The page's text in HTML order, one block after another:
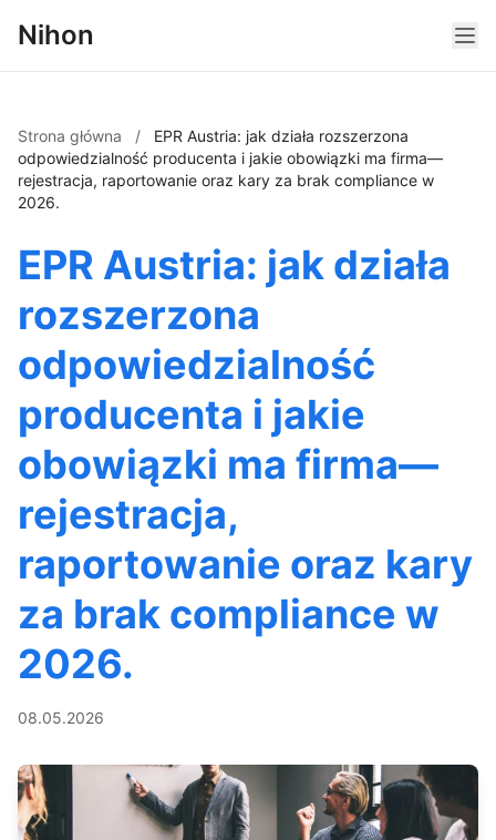
Nihon
Strona główna /
EPR Austria: jak działa rozszerzona
odpowiedzialność producenta i jakie obowiązki ma firma—
rejestracja, raportowanie oraz kary za brak compliance w
2026.
EPR Austria: jak działa
rozszerzona
odpowiedzialność
producenta i jakie
obowiązki ma firma—
rejestracja,
raportowanie oraz kary
za brak compliance w
2026.
08.05.2026